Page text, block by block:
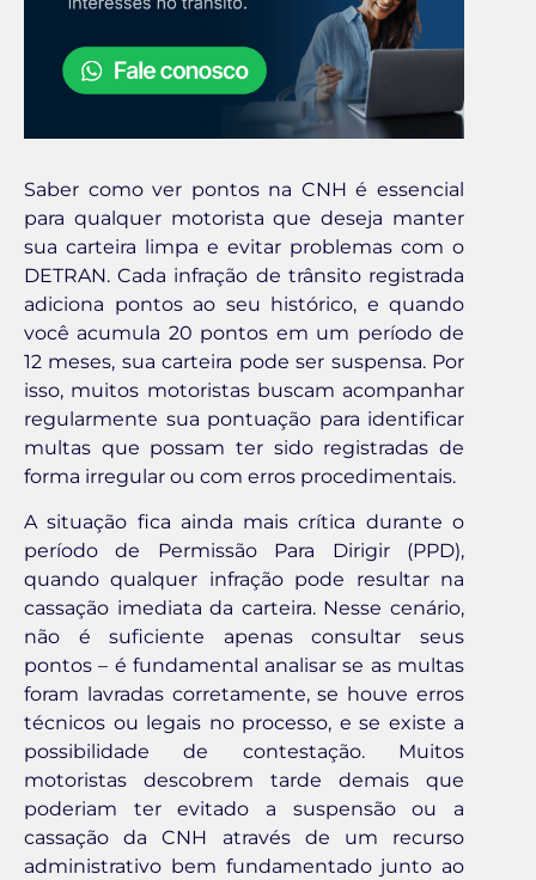
Saber como ver pontos na CNH é essencial
para qualquer motorista que deseja manter
sua carteira limpa e evitar problemas com o
DETRAN. Cada infração de trânsito registrada
adiciona pontos ao seu histórico, e quando
você acumula 20 pontos em um período de
12 meses, sua carteira pode ser suspensa. Por
isso, muitos motoristas buscam acompanhar
regularmente sua pontuação para identificar
multas que possam ter sido registradas de
forma irregular ou com erros procedimentais.
A situação fica ainda mais crítica durante o
período de Permissão Para Dirigir (PPD),
quando qualquer infração pode resultar na
cassação imediata da carteira. Nesse cenário,
não é suficiente apenas consultar seus
pontos – é fundamental analisar se as multas
foram lavradas corretamente, se houve erros
técnicos ou legais no processo, e se existe a
possibilidade de contestação. Muitos
motoristas descobrem tarde demais que
poderiam ter evitado a suspensão ou a
cassação da CNH através de um recurso
administrativo bem fundamentado junto ao